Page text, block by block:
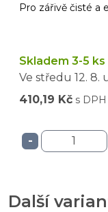
Pro zářivě čisté a
Skladem 3-5 ks
Ve středu 12. 8.
410,19 Kč s DPH
-
Další